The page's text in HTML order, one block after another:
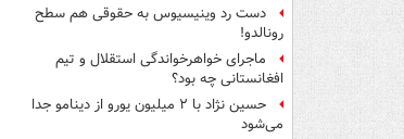
دست رد وینیسیوس به حقوقی هم سطح
رونالدو!
ماجرای خواهرخواندگی استقلال و تیم
افغانستانی چه بود؟
حسین نژاد با ۲ میلیون یورو از دینامو جدا
می‌شود